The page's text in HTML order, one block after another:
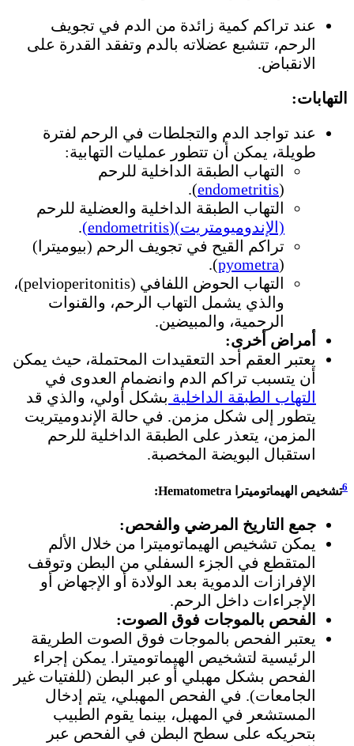
عند تراكم كمية زائدة من الدم في تجويف
الرحم، تتشبع عضلاته بالدم وتفقد القدرة على
الانقباض.
التهابات:
عند تواجد الدم والتجلطات في الرحم لفترة
طويلة، يمكن أن تتطور عمليات التهابية:
التهاب الطبقة الداخلية للرحم
(
endometritis
).
التهاب الطبقة الداخلية والعضلية للرحم
(الإندوميومتريت)(endometritis)
.
تراكم القيح في تجويف الرحم (بيوميترا)
(
pyometra
).
التهاب الحوض اللفافي (pelvioperitonitis)،
والذي يشمل التهاب الرحم، والقنوات
الرحمية، والمبيضين.
أمراض أخرى:
يعتبر العقم أحد التعقيدات المحتملة، حيث يمكن
أن يتسبب تراكم الدم وانضمام العدوى في
التهاب الطبقة الداخلية بشكل أولي، والذي قد
يتطور إلى شكل مزمن. في حالة الإندوميتريت
المزمن، يتعذر على الطبقة الداخلية للرحم
استقبال البويضة المخصبة.
6تشخيص الهيماتوميترا Hematometra:
جمع التاريخ المرضي والفحص:
يمكن تشخيص الهيماتوميترا من خلال الألم
المتقطع في الجزء السفلي من البطن وتوقف
الإفرازات الدموية بعد الولادة أو الإجهاض أو
الإجراءات داخل الرحم.
الفحص بالموجات فوق الصوت:
يعتبر الفحص بالموجات فوق الصوت الطريقة
الرئيسية لتشخيص الهيماتوميترا. يمكن إجراء
الفحص بشكل مهبلي أو عبر البطن (للفتيات غير
الجامعات). في الفحص المهبلي، يتم إدخال
المستشعر في المهبل، بينما يقوم الطبيب
بتحريكه على سطح البطن في الفحص عبر